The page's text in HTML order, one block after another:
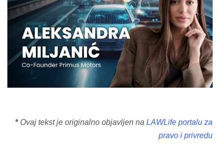
* Ovaj tekst je originalno objavljen na LAWLife portalu za
pravo i privredu